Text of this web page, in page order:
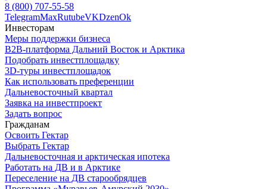
8 (800) 707-55-58
TelegramMaxRutubeVKDzenOk
Инвесторам
Меры поддержки бизнеса
B2B-платформа Дальний Восток и Арктика
Подобрать инвестплощадку
3D-туры инвестплощадок
Как использовать преференции
Дальневосточный квартал
Заявка на инвестпроект
Задать вопрос
Гражданам
Освоить Гектар
Выбрать Гектар
Дальневосточная и арктическая ипотека
Работать на ДВ и в Арктике
Переселение на ДВ старообрядцев